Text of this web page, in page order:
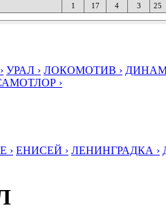
1 17 4 3 25
УРАЛ › ЛОКОМОТИВ ›
›
› ЕНИСЕЙ › ЛЕНИНГРАДКА ›